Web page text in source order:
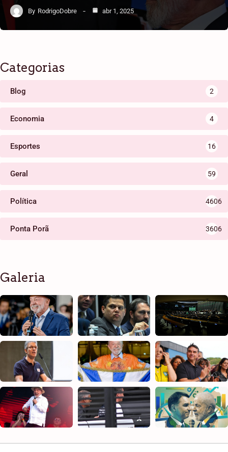
By RodrigoDobre abr 1, 2025
Categorias
Blog 2
Economia 4
Esportes 16
Geral 59
Política 4606
Ponta Porã 3606
Galeria